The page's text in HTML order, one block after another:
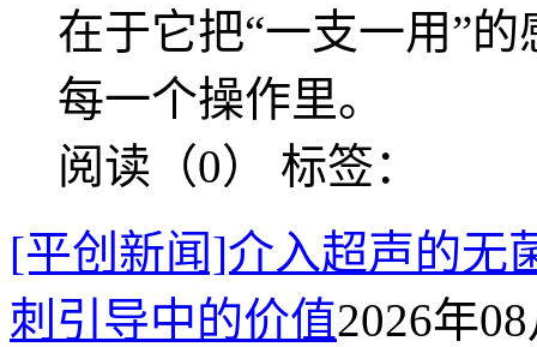
在于它把“一支一用”
每一个操作里。
阅读（0） 标签：
[平创新闻]介入超声的
刺引导中的价值2026年